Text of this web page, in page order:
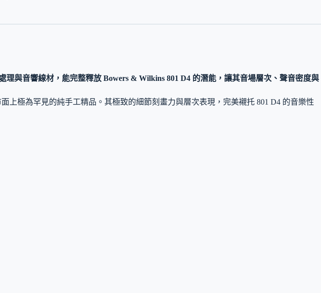
理與音響線材，能完整釋放 Bowers & Wilkins 801 D4 的潛能，讓其音場層次、聲音密度與
上極為罕見的純手工精品。其極致的細節刻畫力與層次表現，完美襯托 801 D4 的音樂性